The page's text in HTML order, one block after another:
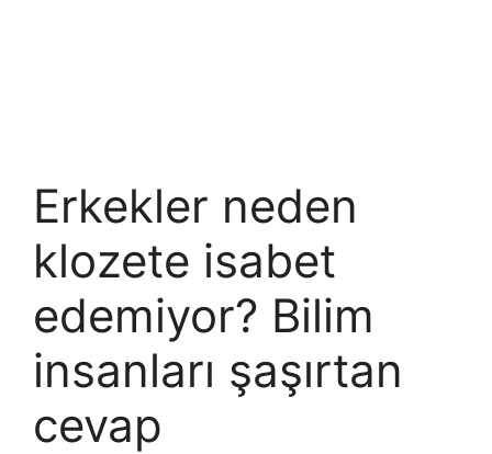
Erkekler neden
klozete isabet
edemiyor? Bilim
insanları şaşırtan
cevap